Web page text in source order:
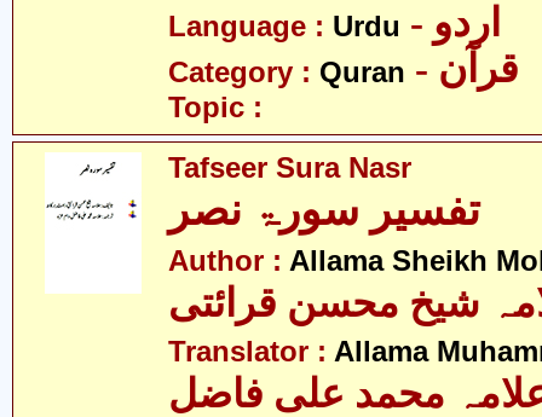
Language : Urdu - اردو
Category : Quran - قرآن
Topic :
Tafseer Sura Nasr
تفسیر سورۃ نصر
Author : Allama Sheikh
شیخ محسن قرائتی
Translator : Allama
محمد علی فاضل